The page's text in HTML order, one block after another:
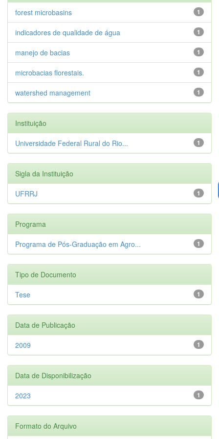
1
forest microbasins
1
indicadores de qualidade de água
1
manejo de bacias
1
microbacias florestais.
1
watershed management
Instituição
1
Universidade Federal Rural do Rio...
Sigla da Instituição
1
UFRRJ
Programa
1
Programa de Pós-Graduação em Agro...
Tipo de Documento
1
Tese
Data de Publicação
1
2009
Data de Disponibilização
1
2023
Formato do Arquivo